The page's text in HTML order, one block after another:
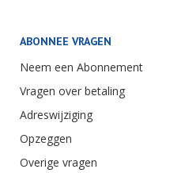
ABONNEE VRAGEN
Neem een Abonnement
Vragen over betaling
Adreswijziging
Opzeggen
Overige vragen